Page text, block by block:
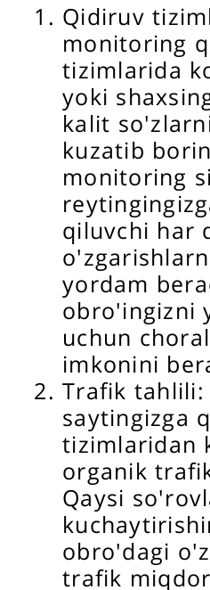
Qidiruv
monitoring
tizimlarida
yoki
kalit
kuzatib
monitoring
qiluvchi har
yordam
obro'ingizni
uchun
imkonini
Trafik tahlili:
saytingizga
tizimlaridan
organik
Qaysi
obro'dagi
trafik